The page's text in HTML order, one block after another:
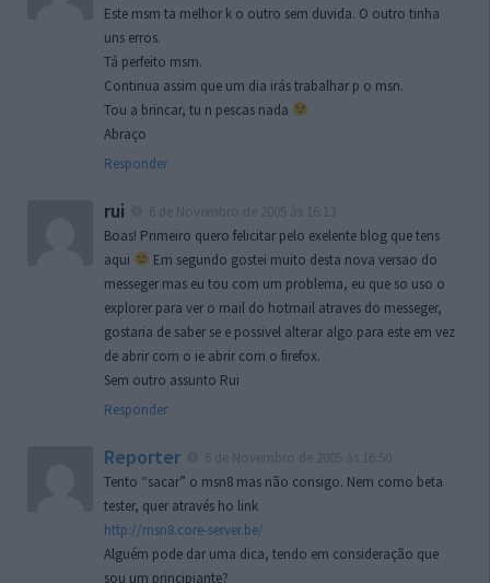
Este msm ta melhor k o outro sem duvida. O outro tinha
uns erros.
Tá perfeito msm.
Continua assim que um dia irás trabalhar p o msn.
Tou a brincar, tu n pescas nada
Abraço
Responder
rui
Boas! Primeiro quero felicitar pelo exelente blog que tens
aqui
Em segundo gostei muito desta nova versao do
messeger mas eu tou com um problema, eu que so uso o
explorer para ver o mail do hotmail atraves do messeger,
gostaria de saber se e possivel alterar algo para este em vez
de abrir com o ie abrir com o firefox.
Sem outro assunto Rui
Responder
Reporter
Tento “sacar” o msn8 mas não consigo. Nem como beta
tester, quer através ho link
http://msn8.core-server.be/
Alguém pode dar uma dica, tendo em consideração que
sou um principiante?